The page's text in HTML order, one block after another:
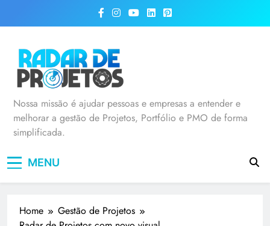
Radar de Projetos
Nossa missão é ajudar pessoas e empresas a entender e
melhorar a gestão de Projetos, Portfólio e PMO de forma
simplificada.
MENU
Home
Gestão de Projetos